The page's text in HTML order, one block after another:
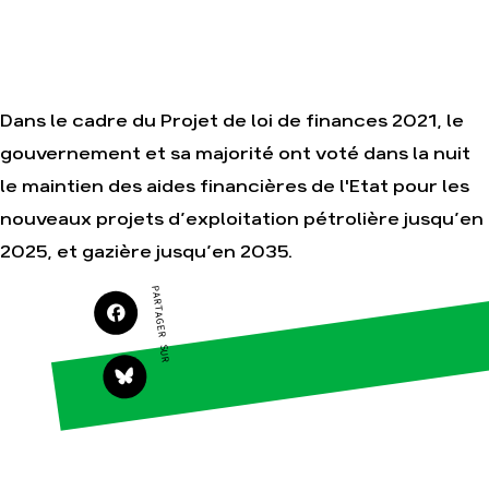
Agir
terrain
Agir au quotidien
campagnes
Transmettre tout ou
partie de son
patrimoine
Télécharger
guides éco-citoyens
Nos
Climat – Énergie
Surproduction
Multinationales
Dans le cadre du Projet de loi de finances 2021, le
gouvernement et sa majorité ont voté dans la nuit
le maintien des aides financières de l'Etat pour les
nouveaux projets d’exploitation pétrolière jusqu’en
2025, et gazière jusqu’en 2035.
PARTAGER SUR